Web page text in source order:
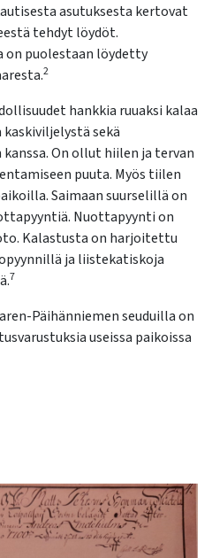
asutuksesta kertovat
tehdyt löydöt.
on puolestaan löydetty
2
hankkia ruuaksi kalaa
sekä
On ollut hiilen ja tervan
puuta. Myös tiilen
Saimaan suurselillä on
Nuottapyynti on
Kalastusta on harjoitettu
ja liistekatiskoja
7
Päihänniemen seuduilla on
useissa paikoissa